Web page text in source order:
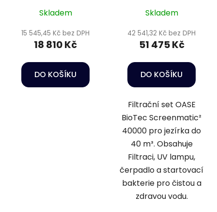
Skladem
15 545,45 Kč bez DPH
18 810 Kč
DO KOŠÍKU
Skladem
42 541,32 Kč bez DPH
51 475 Kč
DO KOŠÍKU
Filtrační set OASE
BioTec Screenmatic²
40000 pro jezírka do
40 m³. Obsahuje
Filtraci, UV lampu,
čerpadlo a startovací
bakterie pro čistou a
zdravou vodu.